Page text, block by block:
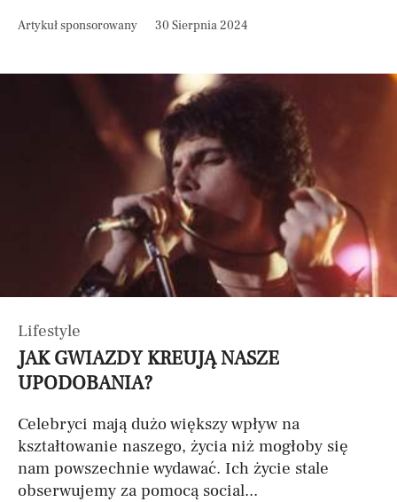
Artykuł sponsorowany 30 Sierpnia 2024
Lifestyle
JAK GWIAZDY KREUJĄ NASZE
UPODOBANIA?
Celebryci mają dużo większy wpływ na
kształtowanie naszego, życia niż mogłoby się
nam powszechnie wydawać. Ich życie stale
obserwujemy za pomocą social...